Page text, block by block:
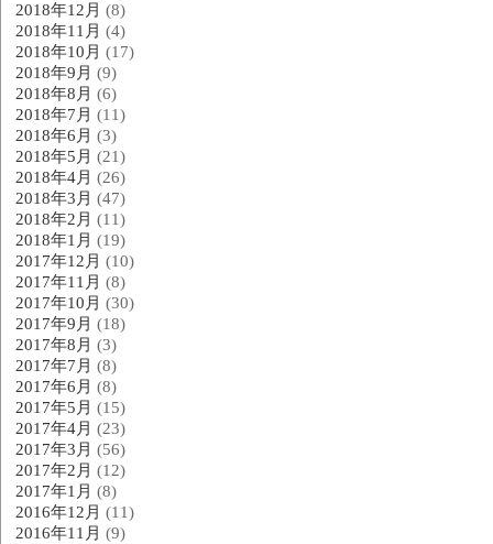
2018年12月 (8)
2018年11月 (4)
2018年10月 (17)
2018年9月 (9)
2018年8月 (6)
2018年7月 (11)
2018年6月 (3)
2018年5月 (21)
2018年4月 (26)
2018年3月 (47)
2018年2月 (11)
2018年1月 (19)
2017年12月 (10)
2017年11月 (8)
2017年10月 (30)
2017年9月 (18)
2017年8月 (3)
2017年7月 (8)
2017年6月 (8)
2017年5月 (15)
2017年4月 (23)
2017年3月 (56)
2017年2月 (12)
2017年1月 (8)
2016年12月 (11)
2016年11月 (9)